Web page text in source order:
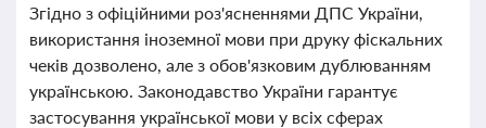
Згідно з офіційними роз'ясненнями ДПС України,
використання іноземної мови при друку фіскальних
чеків дозволено, але з обов'язковим дублюванням
українською. Законодавство України гарантує
застосування української мови у всіх сферах